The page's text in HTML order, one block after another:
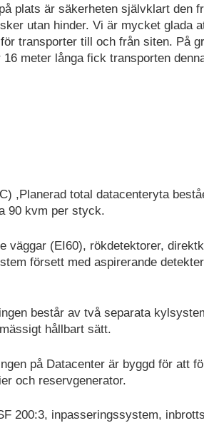
plats är säkerheten självklart den
utan hinder. Vi är mycket glada
transporter till och från siten. På
meter långa fick transporten
,Planerad total datacenteryta
90 kvm per styck.
väggar (EI60), rökdetektorer,
försett med aspirerande
består av två separata
hållbart sätt.
på Datacenter är byggd för att
och reservgenerator.
200:3, inpasseringssystem,